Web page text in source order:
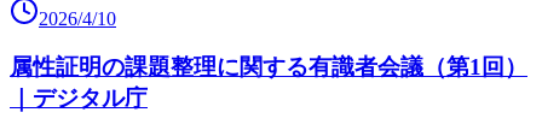
2026/4/10
属性証明の課題整理に関する有識者会議（第1回）
｜デジタル庁